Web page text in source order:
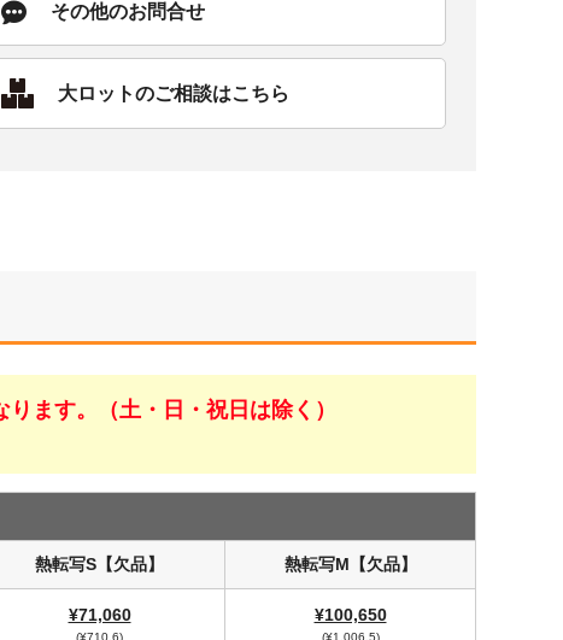
その他のお問合せ
大ロットのご相談はこちら
ます。（土・日・祝日は除く）
熱転写S【欠品】 熱転写M【欠品】
¥71,060
(¥710.6)
¥100,650
(¥1,006.5)